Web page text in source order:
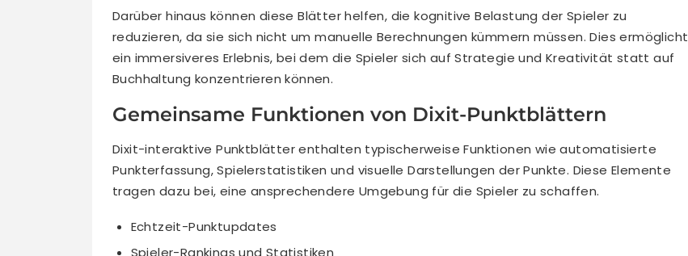
Darüber hinaus können diese Blätter helfen, die kognitive Belastung der Spieler zu
reduzieren, da sie sich nicht um manuelle Berechnungen kümmern müssen. Dies ermöglicht
ein immersiveres Erlebnis, bei dem die Spieler sich auf Strategie und Kreativität statt auf
Buchhaltung konzentrieren können.
Gemeinsame Funktionen von Dixit-Punktblättern
Dixit-interaktive Punktblätter enthalten typischerweise Funktionen wie automatisierte
Punkterfassung, Spielerstatistiken und visuelle Darstellungen der Punkte. Diese Elemente
tragen dazu bei, eine ansprechendere Umgebung für die Spieler zu schaffen.
Echtzeit-Punktupdates
Spieler-Rankings und Statistiken